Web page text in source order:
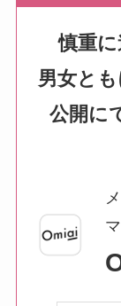
慎重
男女と
公開に